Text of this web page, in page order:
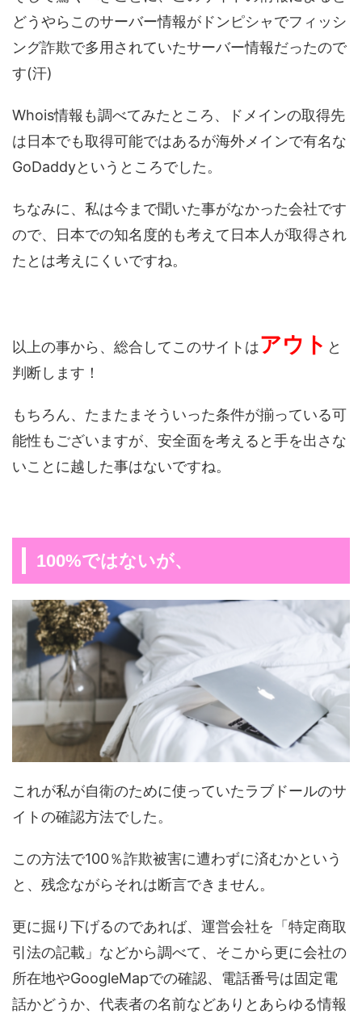
どうやらこのサーバー情報がドンピシャでフィッシ
ング詐欺で多用されていたサーバー情報だったので
す(汗)
Whois情報も調べてみたところ、ドメインの取得先
は日本でも取得可能ではあるが海外メインで有名な
GoDaddyというところでした。
ちなみに、私は今まで聞いた事がなかった会社です
ので、日本での知名度的も考えて日本人が取得され
たとは考えにくいですね。
以上の事から、総合してこのサイトはアウト と
判断します！
もちろん、たまたまそういった条件が揃っている可
能性もございますが、安全面を考えると手を出さな
いことに越した事はないですね。
100%ではないが、
これが私が自衛のために使っていたラブドールのサ
イトの確認方法でした。
この方法で100％詐欺被害に遭わずに済むかという
と、残念ながらそれは断言できません。
更に掘り下げるのであれば、運営会社を「特定商取
引法の記載」などから調べて、そこから更に会社の
所在地やGoogleMapでの確認、電話番号は固定電
話かどうか、代表者の名前などありとあらゆる情報